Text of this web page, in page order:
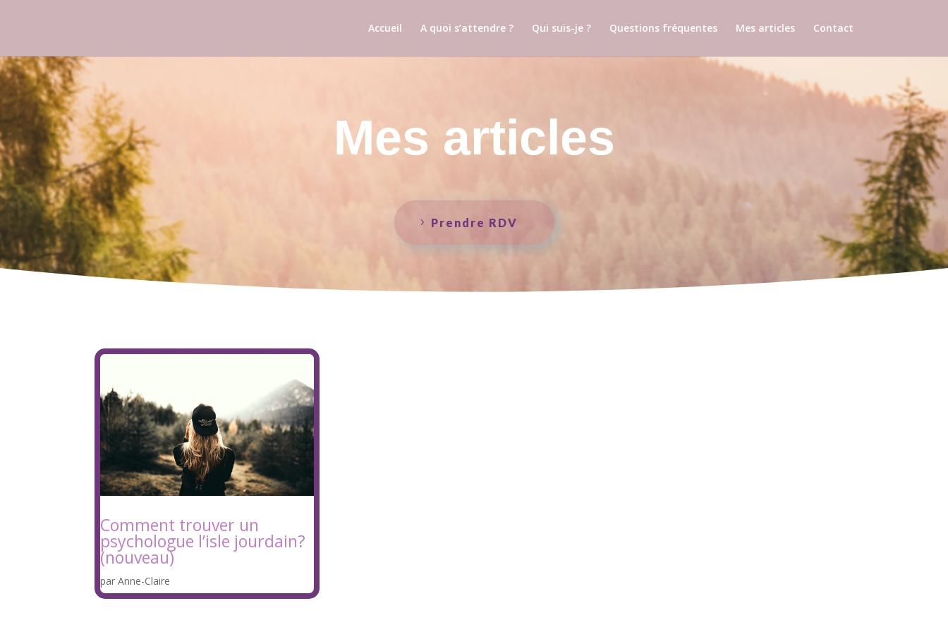
Accueil A quoi s’attendre ? Qui suis-je ? Questions fréquentes Mes articles Contact
Mes articles
Prendre RDV
Comment trouver un
psychologue l’isle jourdain?
(nouveau)
parAnne-Claire